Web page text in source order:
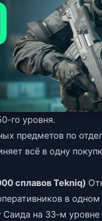
го уровня.
предметов по
всё в одну
сплавов Tekniq)
в
Саида на 33-м